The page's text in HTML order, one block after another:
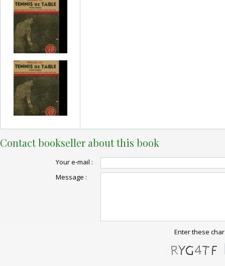
Contact bookseller about this book
Your e-mail :
Message :
Enter these